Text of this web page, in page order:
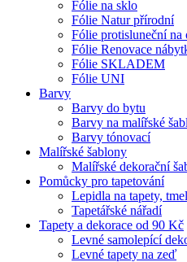
Fólie na sklo
Fólie Natur přírodní
Fólie protisluneční na
Fólie Renovace
Fólie SKLADEM
Fólie UNI
Barvy
Barvy do bytu
Barvy na malířské
Barvy tónovací
Malířské šablony
Malířské dekorační
Pomůcky pro tapetování
Lepidla na tapety,
Tapetářské nářadí
Tapety a dekorace od 90 Kč
Levné samolepící
Levné tapety na zeď